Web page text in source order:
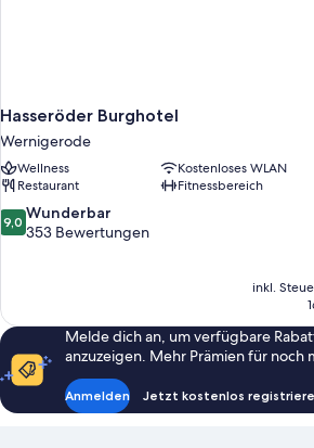
Hasseröder Burghotel
Wernigerode
Wellness
Kostenloses WLAN
Restaurant
Fitnessbereich
9.0
von
Bewertungen
9,0 Wunderbar
353 Bewertungen
inkl.
Melde dich an, um verfügbare
anzuzeigen. Mehr Prämien für noch
Anmelden Jetzt kostenlos